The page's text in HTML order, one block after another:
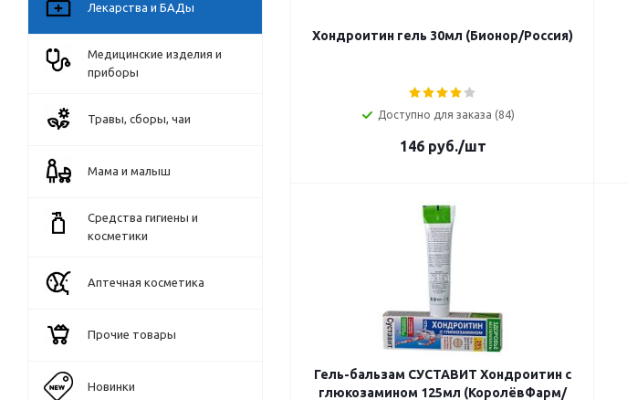
Хондроитин гель 30мл (Бионор/Россия)
Доступно для заказа (84)
146руб./шт
Гель-бальзам СУСТАВИТ Хондроитин с
глюкозамином 125мл (КоролёвФарм/
Лекарства и БАДы
Медицинские изделия и
приборы
Травы, сборы, чаи
Мама и малыш
Средства гигиены и
косметики
Аптечная косметика
Прочие товары
Новинки